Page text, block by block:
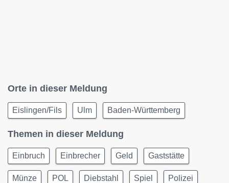
Orte in dieser Meldung
Eislingen/Fils Ulm Baden-Württemberg
Themen in dieser Meldung
Einbruch Einbrecher Geld Gaststätte
Münze POL Diebstahl Spiel Polizei